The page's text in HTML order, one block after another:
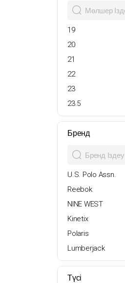
19
20
21
22
23
23.5
24
25
27-28
28
29
29.5
30
30.5
31
32
Бренд
U.S. Polo Assn.
Reebok
NINE WEST
Kinetix
Polaris
Lumberjack
Butigo
adidas
Түсі